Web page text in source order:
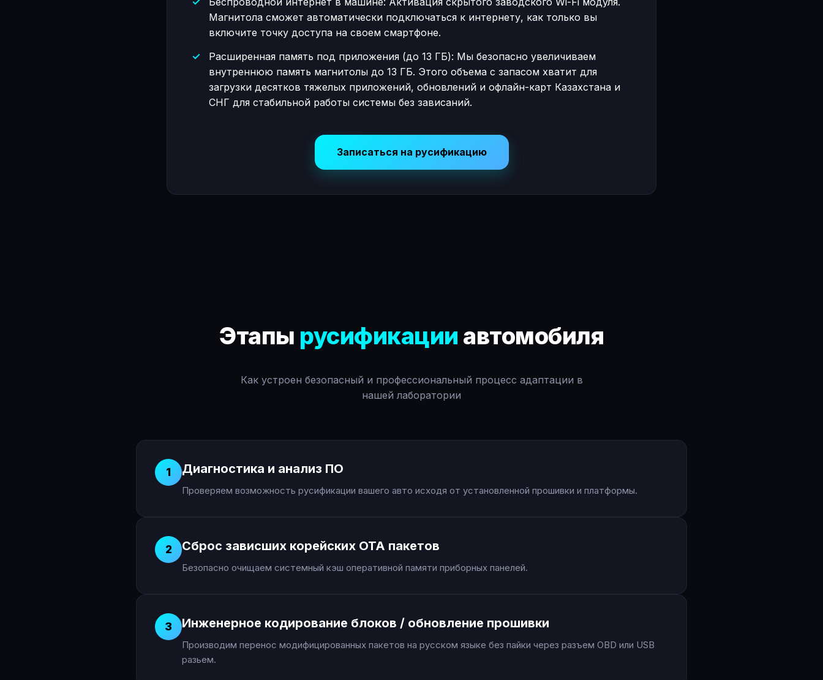
Магнитола сможет автоматически подключаться к интернету, как только вы
включите точку доступа на своем смартфоне.
Расширенная память под приложения (до 13 ГБ): Мы безопасно увеличиваем
внутреннюю память магнитолы до 13 ГБ. Этого объема с запасом хватит для
загрузки десятков тяжелых приложений, обновлений и офлайн-карт Казахстана и
СНГ для стабильной работы системы без зависаний.
Записаться на русификацию
Этапы русификации автомобиля
Как устроен безопасный и профессиональный процесс адаптации в
нашей лаборатории
1 Диагностика и анализ ПО
Проверяем возможность русификации вашего авто исходя от установленной прошивки и платформы.
2 Сброс зависших корейских OTA пакетов
Безопасно очищаем системный кэш оперативной памяти приборных панелей.
3 Инженерное кодирование блоков / обновление прошивки
Производим перенос модифицированных пакетов на русском языке без пайки через разъем OBD или USB
разьем.